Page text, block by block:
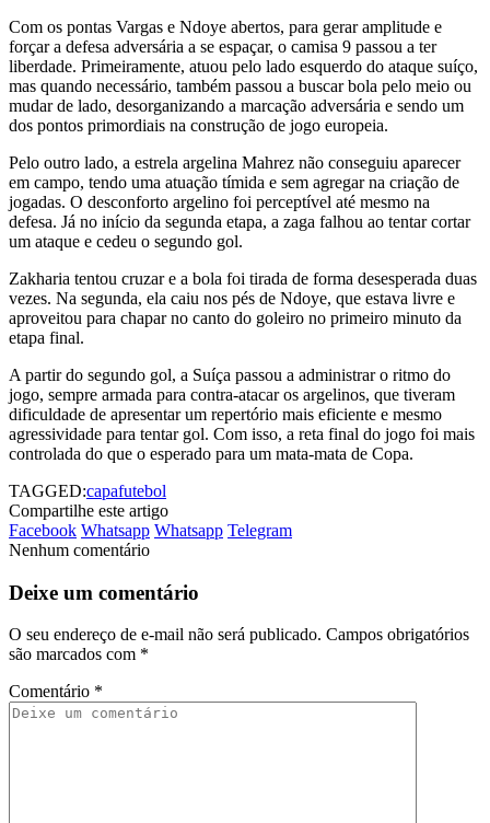
Com os pontas Vargas e Ndoye abertos, para gerar amplitude e
forçar a defesa adversária a se espaçar, o camisa 9 passou a ter
liberdade. Primeiramente, atuou pelo lado esquerdo do ataque suíço,
mas quando necessário, também passou a buscar bola pelo meio ou
mudar de lado, desorganizando a marcação adversária e sendo um
dos pontos primordiais na construção de jogo europeia.
Pelo outro lado, a estrela argelina Mahrez não conseguiu aparecer
em campo, tendo uma atuação tímida e sem agregar na criação de
jogadas. O desconforto argelino foi perceptível até mesmo na
defesa. Já no início da segunda etapa, a zaga falhou ao tentar cortar
um ataque e cedeu o segundo gol.
Zakharia tentou cruzar e a bola foi tirada de forma desesperada duas
vezes. Na segunda, ela caiu nos pés de Ndoye, que estava livre e
aproveitou para chapar no canto do goleiro no primeiro minuto da
etapa final.
A partir do segundo gol, a Suíça passou a administrar o ritmo do
jogo, sempre armada para contra-atacar os argelinos, que tiveram
dificuldade de apresentar um repertório mais eficiente e mesmo
agressividade para tentar gol. Com isso, a reta final do jogo foi mais
controlada do que o esperado para um mata-mata de Copa.
TAGGED:capafutebol
Compartilhe este artigo
Facebook Whatsapp Whatsapp Telegram
Nenhum comentário
Deixe um comentário
O seu endereço de e-mail não será publicado. Campos obrigatórios
são marcados com *
Comentário *